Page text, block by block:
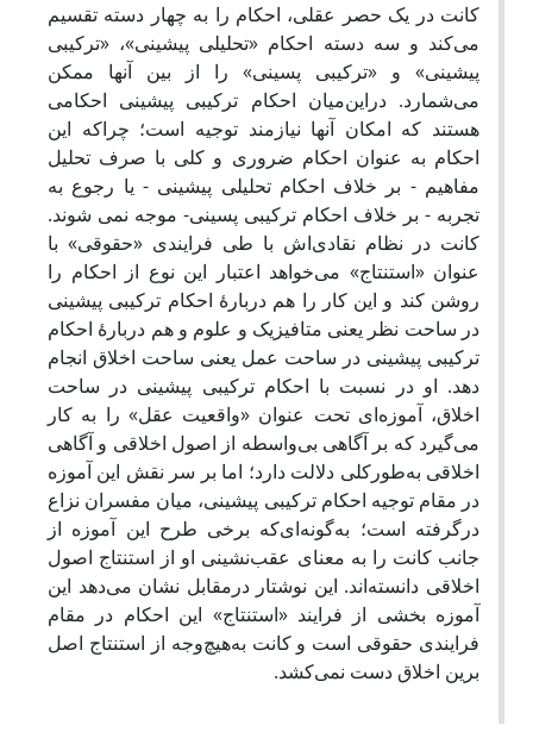
کانت در یک حصر عقلی، احکام را به چهار دسته تقسیم
می‌کند و سه دسته احکام «تحلیلی پیشینی»، «ترکیبی
پیشینی» و «ترکیبی پسینی» را از بین آنها ممکن
می‌شمارد. دراین‌میان احکام ترکیبی پیشینی احکامی
هستند که امکان آنها نیازمند توجیه است؛ چراکه این
احکام به عنوان احکام ضروری و کلی با صرف تحلیل
مفاهیم - بر خلاف احکام تحلیلی پیشینی - یا رجوع به
تجربه - بر خلاف احکام ترکیبی پسینی- موجه نمی شوند.
کانت در نظام نقادی‌اش با طی فرایندی «حقوقی» با
عنوان «استنتاج» می‌خواهد اعتبار این نوع از احکام را
روشن کند و این کار را هم دربارۀ احکام ترکیبی پیشینی
در ساحت نظر یعنی متافیزیک و علوم و هم دربارۀ احکام
ترکیبی پیشینی در ساحت عمل یعنی ساحت اخلاق انجام
دهد. او در نسبت با احکام ترکیبی پیشینی در ساحت
اخلاق، آموزه‌ای تحت عنوان «واقعیت عقل» را به کار
می‌گیرد که بر آگاهی بی‌واسطه از اصول اخلاقی و آگاهی
اخلاقی به‌طورکلی دلالت دارد؛ اما بر سر نقش این آموزه
در مقام توجیه احکام ترکیبی پیشینی، میان مفسران نزاع
درگرفته است؛ به‌گونه‌ای‌که برخی طرح این آموزه از
جانب کانت را به معنای عقب‌نشینی او از استنتاج اصول
اخلاقی دانسته‌اند. این نوشتار درمقابل نشان می‌دهد این
آموزه بخشی از فرایند «استنتاج» این احکام در مقام
فرایندی حقوقی است و کانت به‌هیچ‌وجه از استنتاج اصل
برین اخلاق دست نمی‌کشد.